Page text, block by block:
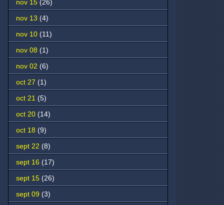
nov 15 (26)
nov 13 (4)
nov 10 (11)
nov 08 (1)
nov 02 (6)
oct 27 (1)
oct 21 (5)
oct 20 (14)
oct 18 (9)
sept 22 (8)
sept 16 (17)
sept 15 (26)
sept 09 (3)